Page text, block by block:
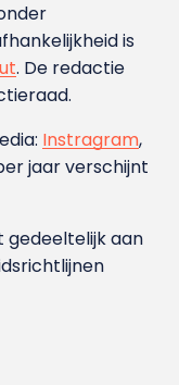
is
. De redactie
Instragram,
jaar verschijnt
gedeeltelijk aan